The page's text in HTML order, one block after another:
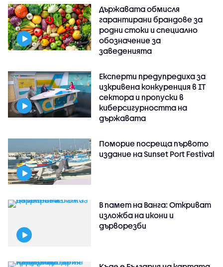
Държавата обмисля
гарантирани брандове за
родни стоки и специално
обозначение за
заведенията
Експерти предупредиха за
изкривена конкуренция в IT
сектора и пропуски в
киберсигурността на
държавата
Поморие посреща първото
издание на Sunset Port Festival
В памет на Ванга: Откриват
изложба на икони и
дърворезби